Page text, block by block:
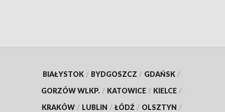
BIAŁYSTOK / BYDGOSZCZ / GDAŃSK /
GORZÓW WLKP. / KATOWICE / KIELCE /
KRAKÓW / LUBLIN / ŁÓDŹ / OLSZTYN /